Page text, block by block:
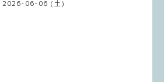
2026-06-06 (土)